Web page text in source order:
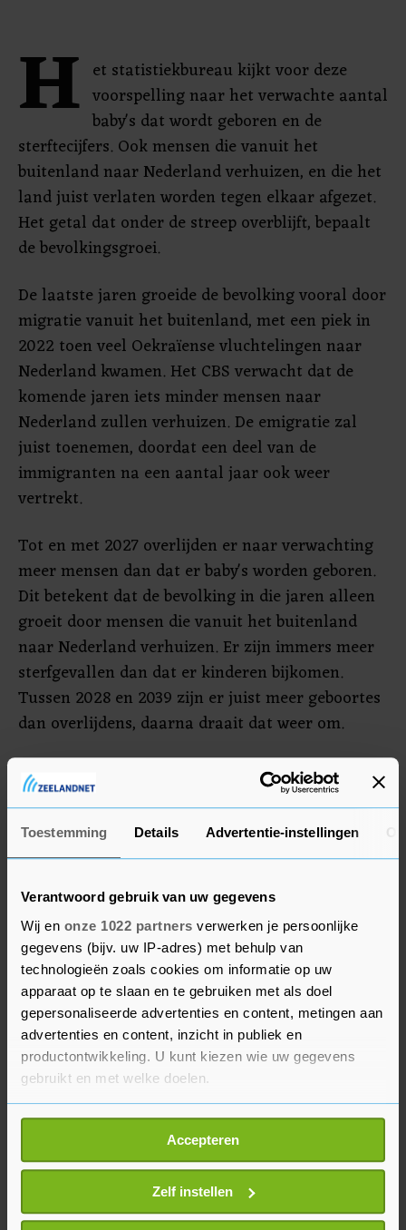
Toestemming Details Advertentie-instellingen
Verantwoord gebruik van uw gegevens
Wij en onze 1022 partners verwerken je persoonlijke
gegevens (bijv. uw IP-adres) met behulp van
technologieën zoals cookies om informatie op uw
apparaat op te slaan en te gebruiken met als doel
gepersonaliseerde advertenties en content, metingen aan
advertenties en content, inzicht in publiek en
productontwikkeling. U kunt kiezen wie uw gegevens
gebruikt en met welke doelen.
Als u het toestaat, willen we ook graag:
Informatie verzamelen over uw geografische
locatie, die tot een paar meter nauwkeurig kan zijn
Uw apparaat identificeren door het actief te
scannen op specifieke eigenschappen (fingerprinting)
Accepteren
Zelf instellen
H et statistiekbureau kijkt voor deze
voorspelling naar het verwachte aantal
baby's dat wordt geboren en de
sterftecijfers. Ook mensen die vanuit het
buitenland naar Nederland verhuizen, en die het
land juist verlaten worden tegen elkaar afgezet.
Het getal dat onder de streep overblijft, bepaalt
de bevolkingsgroei.
De laatste jaren groeide de bevolking vooral door
migratie vanuit het buitenland, met een piek in
2022 toen veel Oekraïense vluchtelingen naar
Nederland kwamen. Het CBS verwacht dat de
komende jaren iets minder mensen naar
Nederland zullen verhuizen. De emigratie zal
juist toenemen, doordat een deel van de
immigranten na een aantal jaar ook weer
vertrekt.
Tot en met 2027 overlijden er naar verwachting
meer mensen dan dat er baby's worden geboren.
Dit betekent dat de bevolking in die jaren alleen
groeit door mensen die vanuit het buitenland
naar Nederland verhuizen. Er zijn immers meer
sterfgevallen dan dat er kinderen bijkomen.
Tussen 2028 en 2039 zijn er juist meer geboortes
dan overlijdens, daarna draait dat weer om.
De groep 65-plussers zal de komende jaren
steeds groter worden. Op dit moment is een op de
vijf inwoners van Nederland 65 jaar of ouder, in
2040 is dit naar verwachting een kwart. Dit komt
en in de jaren zestig. Bovendien worden
Nederlanders gemiddeld gezien steeds ouder.
In 2070, het laatste jaar waarover het CBS de
situatie heeft uitgerekend, is de Nederlandse
bevolking naast ouder ook diverser. Op dit
moment is 16 procent van de inwoners geboren in
het buitenland, in 2070 is dit naar verwachting
26 procent. Het deel van de inwoners waarvan
minstens een van de ouders in het buitenland is
geboren, stijgt van 11 naar zo'n 20 procent.